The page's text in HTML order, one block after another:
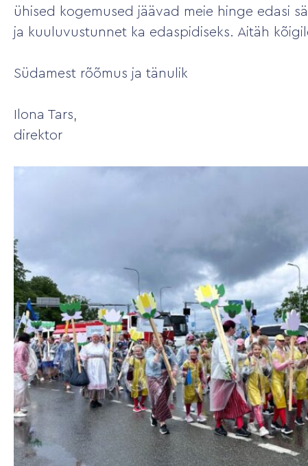
ühised kogemused jäävad meie hinge edasi
ja kuuluvustunnet ka edaspidiseks. Aitäh
Südamest rõõmus ja tänulik
Ilona Tars,
direktor